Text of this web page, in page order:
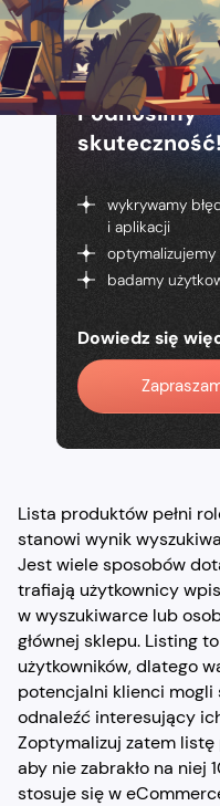
Podnosimy
wykrywamy
i aplikacji
badamy
Dowiedz się
Lista produktów pełni
stanowi wynik
Jest wiele sposobów
trafiają użytkownicy
w wyszukiwarce lub
głównej sklepu. Listing
użytkowników, dlatego
potencjalni klienci mogli
odnaleźć interesujący
Zoptymalizuj zatem
aby nie zabrakło na niej
stosuje się w